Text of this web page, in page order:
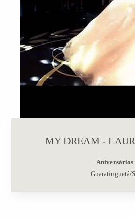
MY DREAM -
Aniversários
Guaratinguetá/